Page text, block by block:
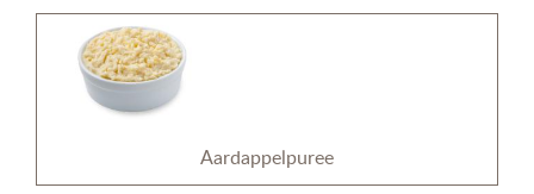
Aardappelpuree